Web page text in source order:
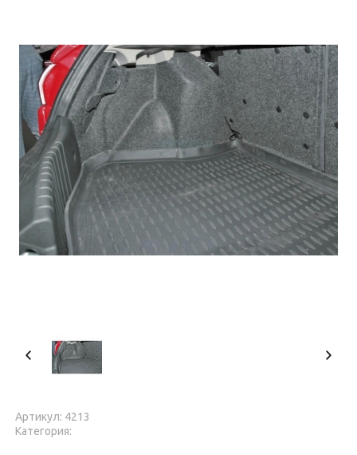
Артикул: 4213
Категория: